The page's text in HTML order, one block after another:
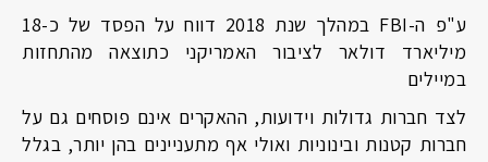
ע"פ ה-FBI
במהלך שנת 2018 דווח על הפסד של כ-18
מיליארד דולאר לציבור האמריקני כתוצאה מהתחזות
במיילים
לצד חברות גדולות וידועות, ההאקרים אינם פוסחים גם על
חברות קטנות ובינוניות ואולי אף מתעניינים בהן יותר, בגלל